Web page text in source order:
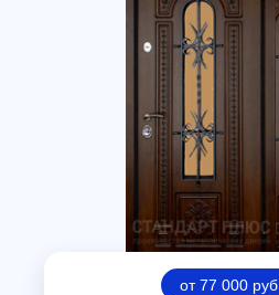
от 77 000 руб.